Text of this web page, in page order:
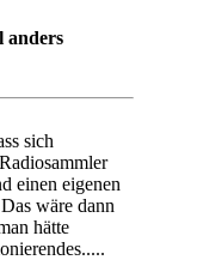
anders
sich
einen eigenen
wäre dann
hätte